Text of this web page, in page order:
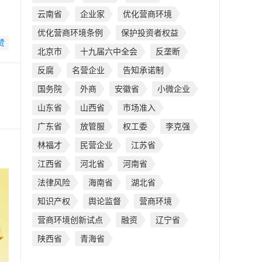
云南省 企业家
优化营商环境
优化营商环境条例
保护投资者权益
北京市
十九届六中全会
反垄断
反腐
名营企业
告知承诺制
国务院
外商 安徽省
小微企业
山东省
山西省
市场准入
广东省
放管服 权工委
李克强
林福才
民营企业
江苏省
江西省
河北省
河南省
法律风险
海南省
湖北省
知识产权
舆论监督
营商环境
营商环境创新试点
融资
辽宁省
陕西省
青海省